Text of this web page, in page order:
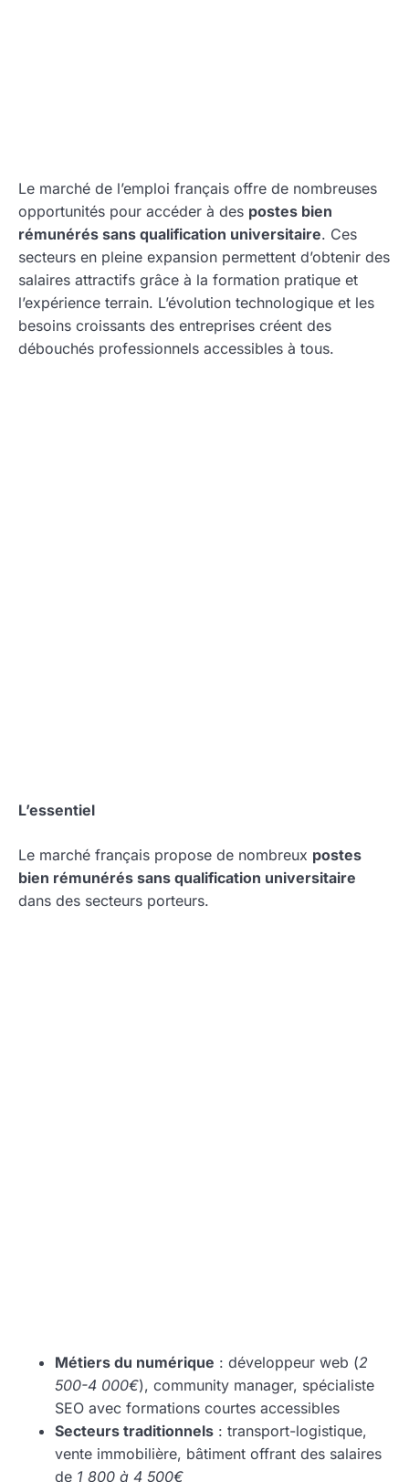
Le marché de l’emploi français offre de nombreuses
opportunités pour accéder à des postes bien
rémunérés sans qualification universitaire. Ces
secteurs en pleine expansion permettent d’obtenir des
salaires attractifs grâce à la formation pratique et
l’expérience terrain. L’évolution technologique et les
besoins croissants des entreprises créent des
débouchés professionnels accessibles à tous.
L’essentiel
Le marché français propose de nombreux postes
bien rémunérés sans qualification universitaire
dans des secteurs porteurs.
Métiers du numérique : développeur web (2
500-4 000€), community manager, spécialiste
SEO avec formations courtes accessibles
Secteurs traditionnels : transport-logistique,
vente immobilière, bâtiment offrant des salaires
de 1 800 à 4 500€